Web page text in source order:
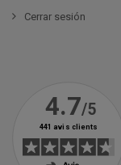
Cerrar sesión